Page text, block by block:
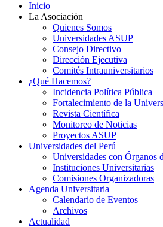
Inicio
La Asociación
Quienes Somos
Universidades ASUP
Consejo Directivo
Dirección Ejecutiva
Comités Intrauniversitarios
¿Qué Hacemos?
Incidencia Política Pública
Fortalecimiento de la
Revista Científica
Monitoreo de Noticias
Proyectos ASUP
Universidades del Perú
Universidades con Órganos
Instituciones Universitarias
Comisiones Organizadoras
Agenda Universitaria
Calendario de Eventos
Archivos
Actualidad